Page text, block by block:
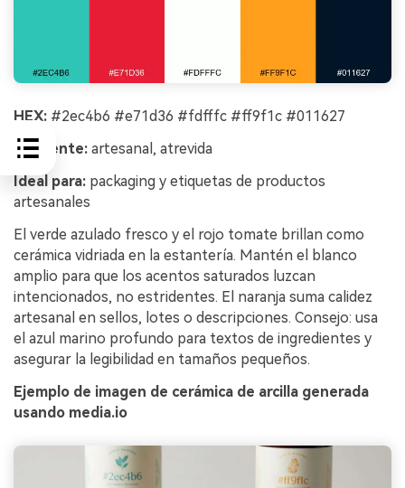
HEX: #2ec4b6 #e71d36 #fdfffc #ff9f1c #011627
Ambiente: artesanal, atrevida
Ideal para: packaging y etiquetas de productos
artesanales
El verde azulado fresco y el rojo tomate brillan como
cerámica vidriada en la estantería. Mantén el blanco
amplio para que los acentos saturados luzcan
intencionados, no estridentes. El naranja suma calidez
artesanal en sellos, lotes o descripciones. Consejo: usa
el azul marino profundo para textos de ingredientes y
asegurar la legibilidad en tamaños pequeños.
Ejemplo de imagen de cerámica de arcilla generada
usando media.io